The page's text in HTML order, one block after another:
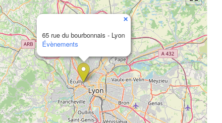
65 rue du bourbonnais - Lyon
Évènements
×